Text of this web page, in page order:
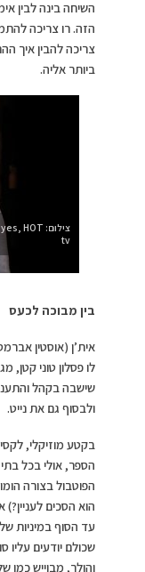
השיחה בינה לבין
הזה. רו צריכה
צריכה להבין איך
ביותר אליה.
tv
בין מבוכה לכעס
אית’ן (אוסטין
לו פסלון טוני
שישבה בקהל
ולבסוף גם את נייט.
בקטע מוזיקלי,
הספר, אולי בכל
הפוטבול בצורה
הוא הסכים
עד הסוף במיניות
שכולם יודעים עליו
והולך, מבוייש כמו